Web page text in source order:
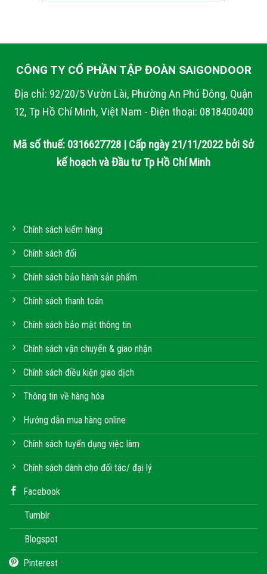
CÔNG TY CỔ PHẦN TẬP ĐOÀN SAIGONDOOR
Địa chỉ: 92/20/5 Vườn Lài, Phường An Phú Đông, Quận
12, Tp Hồ Chí Minh, Việt Nam - Điện thoại: 0818400400
Mã số thuế: 0316627728 | Cấp ngày 21/11/2022 bởi Sở
kế hoạch và Đầu tư Tp Hồ Chí Minh
Chính sách kiểm hàng
Chính sách đổi
Chính sách bảo hành sản phẩm
Chính sách thanh toán
Chính sách bảo mật thông tin
Chính sách vận chuyển & giao nhận
Chính sách điều kiện giao dịch
Thông tin về hàng hóa
Hướng dẫn mua hàng online
Chính sách tuyển dụng việc làm
Chính sách dành cho đối tác/ đại lý
Facebook
Tumblr
Blogspot
Pinterest